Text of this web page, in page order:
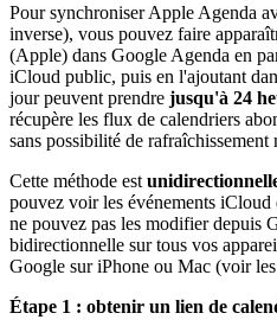
Pour synchroniser Apple Agenda
inverse), vous pouvez faire
(Apple) dans Google Agenda en
iCloud public, puis en l'ajoutant
jour peuvent prendre jusqu'à 24
récupère les flux de calendriers
sans possibilité de rafraîchissement
Cette méthode est
pouvez voir les événements
ne pouvez pas les modifier depuis
bidirectionnelle sur tous vos
Google sur iPhone ou Mac (voir les
Étape 1 : obtenir un lien de